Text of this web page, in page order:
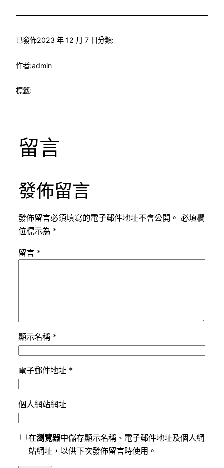
已發佈2023 年 12 月 7 日分類:
作者:admin
標籤:
留言
發佈留言
發佈留言必須填寫的電子郵件地址不會公開。 必填欄
位標示為 *
留言 *
顯示名稱 *
電子郵件地址 *
個人網站網址
在瀏覽器中儲存顯示名稱、電子郵件地址及個人網
站網址，以供下次發佈留言時使用。